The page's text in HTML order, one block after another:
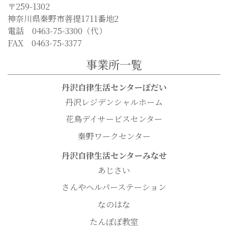
〒259-1302
神奈川県秦野市菩提1711番地2
電話 0463-75-3300（代）
FAX 0463-75-3377
事業所一覧
丹沢自律生活センターぼだい
丹沢レジデンシャルホーム
花鳥デイサービスセンター
秦野ワークセンター
丹沢自律生活センターみなせ
あじさい
さんやヘルパーステーション
なのはな
たんぽぽ教室